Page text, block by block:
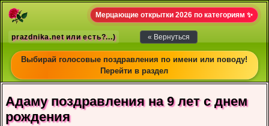
Мерцающие открытки 2026 по категориям ✨
prazdnika.net или есть?...) « Вернуться
Выбирай голосовые поздравления по имени или поводу!
Перейти в раздел
Адаму пoздрaвлeния на 9 лет c днeм
рoждeния